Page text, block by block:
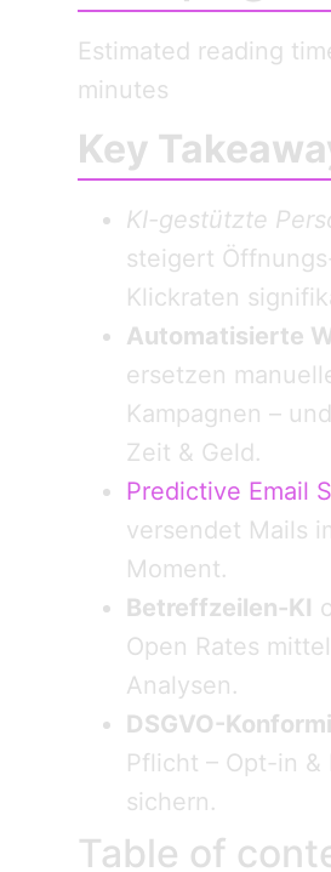
Estimated reading
minutes
Key
KI-gestützte
steigert
Klickraten
Automatisierte
ersetzen
Kampagnen –
Zeit & Geld.
Predictive Email
versendet Mails
Moment.
Betreffzeilen-KI
Open Rates
Analysen.
DSGVO-
Pflicht – Opt-in &
sichern.
Table of